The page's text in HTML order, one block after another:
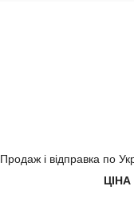
Продаж і відправка по
ЦІНА